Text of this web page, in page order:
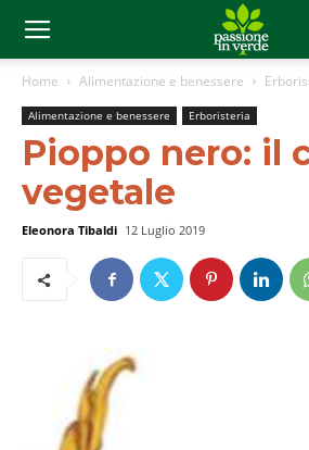
Home Alimentazione e benessere
Alimentazione e benessere Erboristeria
Pioppo nero: il
vegetale
Eleonora Tibaldi 12 Luglio 2019